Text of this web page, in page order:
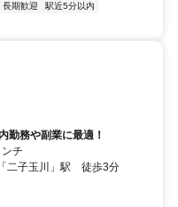
長期歓迎
駅近5分以内
務や副業に最適！
チ
線「二子玉川」駅 徒歩3分